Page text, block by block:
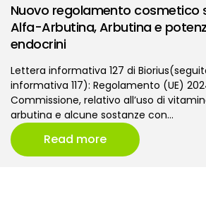
Nuovo regolamento cosmetico
Alfa-Arbutina, Arbutina e
endocrini
Lettera informativa 127 di
informativa 117): Regolamento (UE)
Commissione, relativo all’uso di
arbutina e alcune sostanze con…
Read more